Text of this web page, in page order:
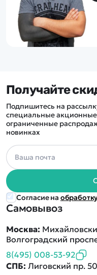
Самовывоз
Москва:
Волгоградский
8(495) 008-53-92
СПБ: Лиговский пр.
Получайте
Подпишитесь на
специальные
ограниченные
новинках
Согласие на